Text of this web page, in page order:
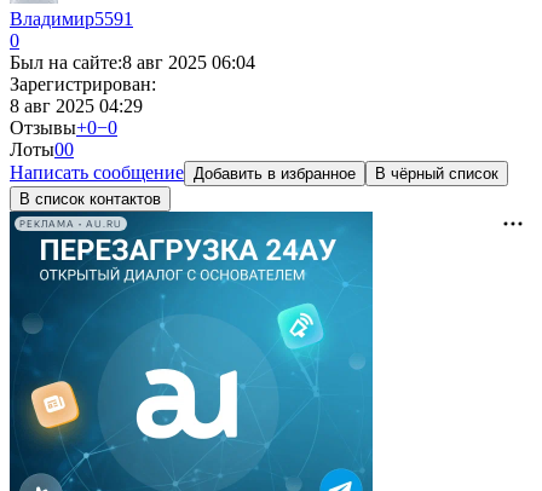
Владимир5591
0
Был на сайте:8 авг 2025 06:04
Зарегистрирован:
8 авг 2025 04:29
Отзывы+0−0
Лоты00
Написать сообщение Добавить в избранное
В чёрный список
В список контактов
РЕКЛАМА • AU.RU